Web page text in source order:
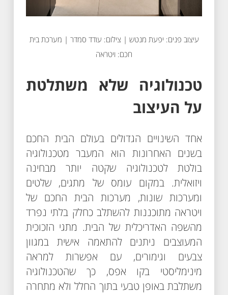
עיצוב פנים: יפעת מנטש | צילום: עודד סמדר | מערכת בית
חכם: ויטראה
טכנולוגיה שלא משתלטת
על העיצוב
אחד השינויים הגדולים בעולם הבית החכם
בשנים האחרונות הוא המעבר מטכנולוגיה
בולטת לטכנולוגיה שקטה יותר מבחינה
ויזואלית. במקום עומס של מתגים, שלטים
ומערכות שונות, מערכות הבית החכם של
ויטראה מתוכננות להשתלב כחלק בלתי נפרד
מהשפה האדריכלית של הבית. מתגי הזכוכית
המעוצבים ניתנים להתאמה אישית במגוון
צבעים וגימורים, עם אפשרות למראה
מינימליסטי בקו אפס, כך שהטכנולוגיה
משתלבת באופן טבעי בתוך החלל ולא מתחרה